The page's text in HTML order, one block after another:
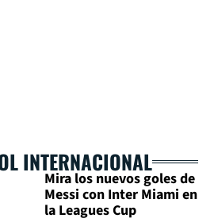
INTERNACIONAL
Mira los nuevos goles de
Messi con Inter Miami en
la Leagues Cup